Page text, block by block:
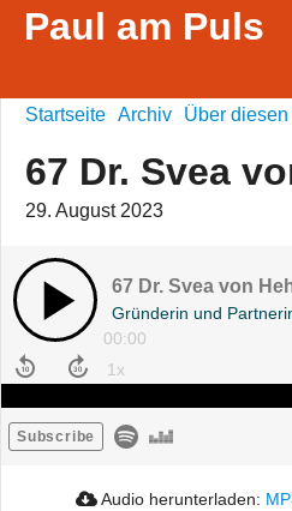
Paul am Puls
Startseite Archiv Über
67 Dr. Svea
29. August 2023
67 Dr. Svea von
00:00
Subscribe
Audio herunterladen: